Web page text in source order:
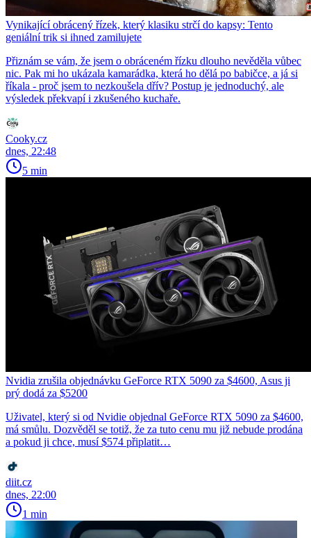
Vynikající obrácený řízek, který klasiku strčí do kapsy: Tento
geniální trik si ihned zamilujete
Přiznám se vám, že jsem o obráceném řízku dlouho nevěděla vůbec
nic. Pak mi ho ukázala kamarádka, která ho dělá po babičce, a já si
říkala - proč jsem to nezkoušela dřív? Postup je jednoduchý, ale
výsledek překvapí i zkušeného kuchaře.
Cooky.cz
dnes, 22:48
5 min
Nvidia zrušila objednávku GeForce RTX 5090 za $4600, Asus ji
prý dodá za $5200
Uživatel, který si od Nvidie objednal GeForce RTX 5090 za $4600,
má smůlu. Dozvěděl se totiž, že za tuto cenu mu již nebude prodána
a pokud ji chce, musí $574 připlatit…
diit.cz
dnes, 22:00
1 min